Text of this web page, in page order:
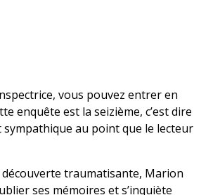
vous pouvez entrer en
enquête est la seizième, c’est dire
au point que le lecteur
traumatisante, Marion
ses mémoires et s’inquiète